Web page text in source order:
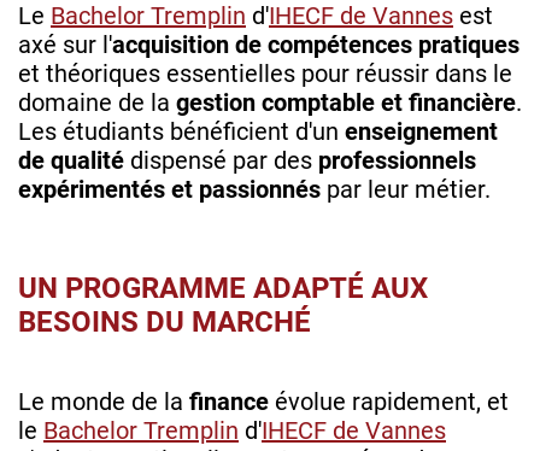
Le Bachelor Tremplin d'IHECF de Vannes est
axé sur l'acquisition de compétences pratiques
et théoriques essentielles pour réussir dans le
domaine de la gestion comptable et financière.
Les étudiants bénéficient d'un enseignement
de qualité dispensé par des professionnels
expérimentés et passionnés par leur métier.
UN PROGRAMME ADAPTÉ AUX
BESOINS DU MARCHÉ
Le monde de la finance évolue rapidement, et
le Bachelor Tremplin d'IHECF de Vannes